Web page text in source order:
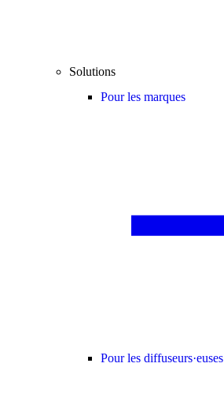
Solutions
Pour les marques
Pour les diffuseurs·euses